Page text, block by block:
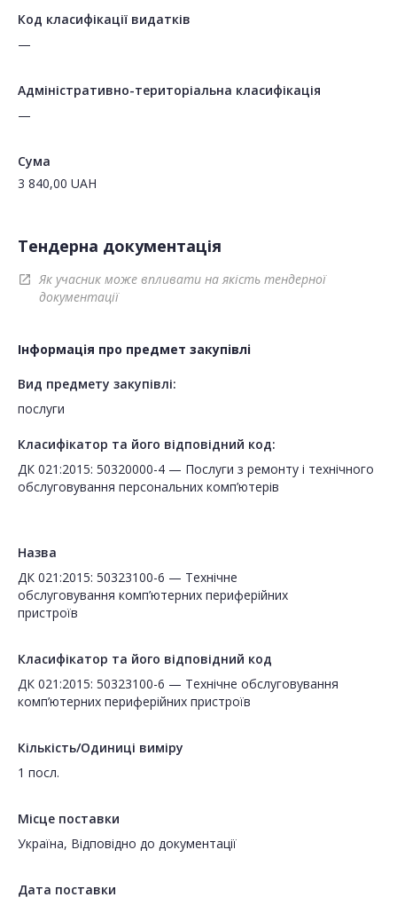
Код класифікації видатків
—
Адміністративно-територіальна класифікація
—
Сума
3 840,00 UAH
Тендерна документація
open_in_new
Як учасник може впливати на якість тендерної
документації
Інформація про предмет закупівлі
Вид предмету закупівлі:
послуги
Класифікатор та його відповідний код:
ДК 021:2015: 50320000-4 — Послуги з ремонту і технічного
обслуговування персональних комп’ютерів
Назва
ДК 021:2015: 50323100-6 — Технічне
обслуговування комп’ютерних периферійних
пристроїв
Класифікатор та його відповідний код
ДК 021:2015: 50323100-6 — Технічне обслуговування
комп’ютерних периферійних пристроїв
Кількість/Одиниці виміру
1 посл.
Місце поставки
Україна, Відповідно до документації
Дата поставки